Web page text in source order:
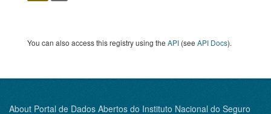
You can also access this registry using the API (see API Docs).
About Portal de Dados Abertos do Instituto Nacional do Seguro